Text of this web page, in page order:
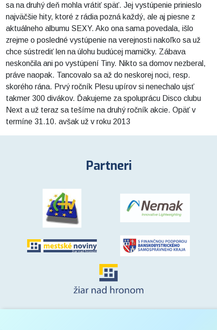
sa na druhý deň mohla vrátiť späť. Jej vystúpenie prinieslo
najväčšie hity, ktoré z rádia pozná každý, ale aj piesne z
aktuálneho albumu SEXY. Ako ona sama povedala, išlo
zrejme o posledné vystúpenie na verejnosti nakoľko sa už
chce sústrediť len na úlohu budúcej mamičky. Zábava
neskončila ani po vystúpení Tiny. Nikto sa domov nezberal,
práve naopak. Tancovalo sa až do neskorej noci, resp.
skorého rána. Prvý ročník Plesu upírov si nenechalo ujsť
takmer 300 divákov. Ďakujeme za spoluprácu Disco clubu
Next a už teraz sa tešíme na druhý ročník akcie. Opäť v
termíne 31.10. avšak už v roku 2013
Partneri